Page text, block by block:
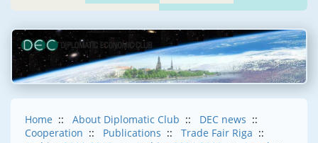
Home :: About Diplomatic Club :: DEC news ::
Cooperation :: Publications :: Trade Fair Riga ::